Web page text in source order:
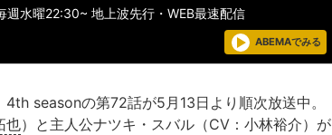
週水曜22:30~ 地上波先行・WEB最速配信
ABEMAでみる
4th seasonの第72話が5月13日より順次放送中。
也）と主人公ナツキ・スバル（CV：小林裕介）が